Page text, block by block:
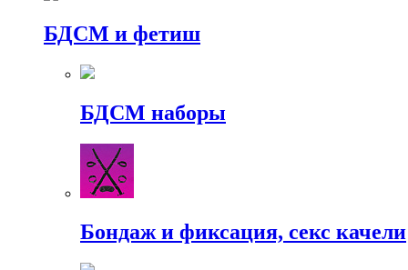
БДСМ и фетиш
БДСМ наборы
Бондаж и фиксация, секс качели